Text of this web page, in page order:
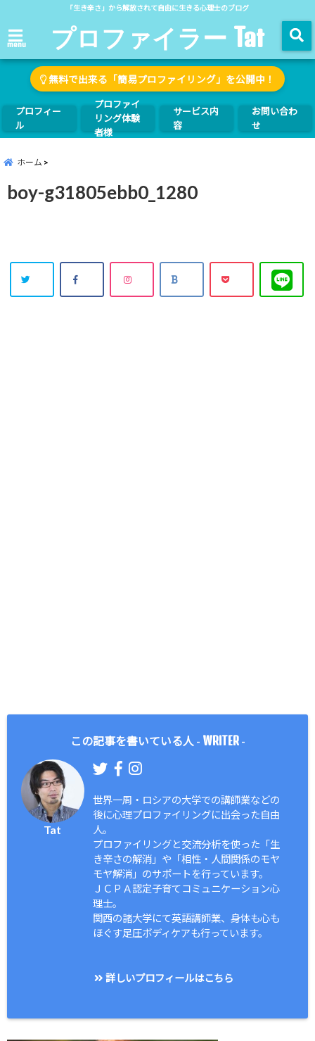
「生き辛さ」から解放されて自由に生きる心理士のブログ
menu プロファイラー Tat
無料で出来る「簡易プロファイリング」を公開中！
プロフィー
ル
プロファイ
リング体験
者様
サービス内
容
お問い合わ
せ
ホーム
boy-g31805ebb0_1280
この記事を書いている人 - WRITER-
Tat
世界一周・ロシアの大学での講師業などの
後に心理プロファイリングに出会った自由
人。
プロファイリングと交流分析を使った「生
き辛さの解消」や「相性・人間関係のモヤ
モヤ解消」のサポートを行っています。
ＪＣＰＡ認定子育てコミュニケーション心
理士。
関西の諸大学にて英語講師業、身体も心も
ほぐす足圧ボディケアも行っています。
詳しいプロフィールはこちら